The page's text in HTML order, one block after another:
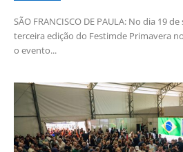
SÃO FRANCISCO DE PAULA: No dia 19
terceira edição do Festimde Primavera
o evento...